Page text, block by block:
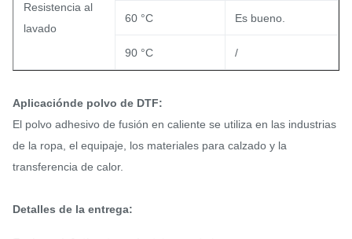
Resistencia al
lavado
60 °C Es bueno.
90 °C /
Aplicaciónde polvo de DTF:
El polvo adhesivo de fusión en caliente se utiliza en las industrias
de la ropa, el equipaje, los materiales para calzado y la
transferencia de calor.
Detalles de la entrega: